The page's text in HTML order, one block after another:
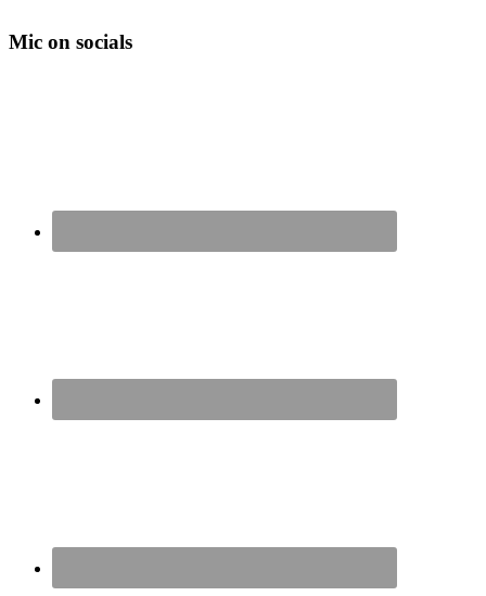
Mic on socials